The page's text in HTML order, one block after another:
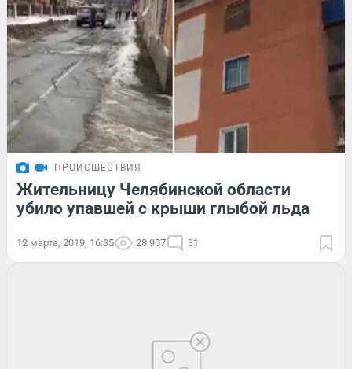
ПРОИСШЕСТВИЯ
Жительницу Челябинской области
убило упавшей с крыши глыбой льда
12 марта, 2019, 16:35 28 907 31